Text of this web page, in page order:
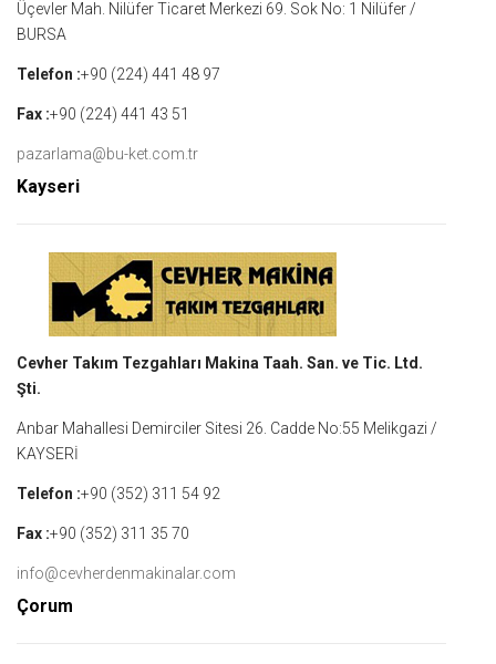
Üçevler Mah. Nilüfer Ticaret Merkezi 69. Sok No: 1 Nilüfer /
BURSA
Telefon :+90 (224) 441 48 97
Fax :+90 (224) 441 43 51
pazarlama@bu-ket.com.tr
Kayseri
Cevher Takım Tezgahları Makina Taah. San. ve Tic. Ltd.
Şti.
Anbar Mahallesi Demirciler Sitesi 26. Cadde No:55 Melikgazi /
KAYSERİ
Telefon :+90 (352) 311 54 92
Fax :+90 (352) 311 35 70
info@cevherdenmakinalar.com
Çorum